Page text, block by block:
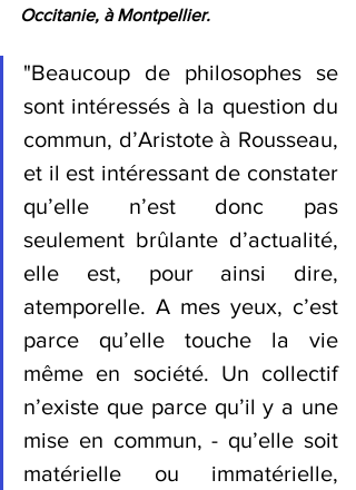
Occitanie, à Montpellier.
"Beaucoup de philosophes se
sont intéressés à la question du
commun, d’Aristote à Rousseau,
et il est intéressant de constater
qu’elle n’est donc pas
seulement brûlante d’actualité,
elle est, pour ainsi dire,
atemporelle. A mes yeux, c’est
parce qu’elle touche la vie
même en société. Un collectif
n’existe que parce qu’il y a une
mise en commun, - qu’elle soit
matérielle ou immatérielle,